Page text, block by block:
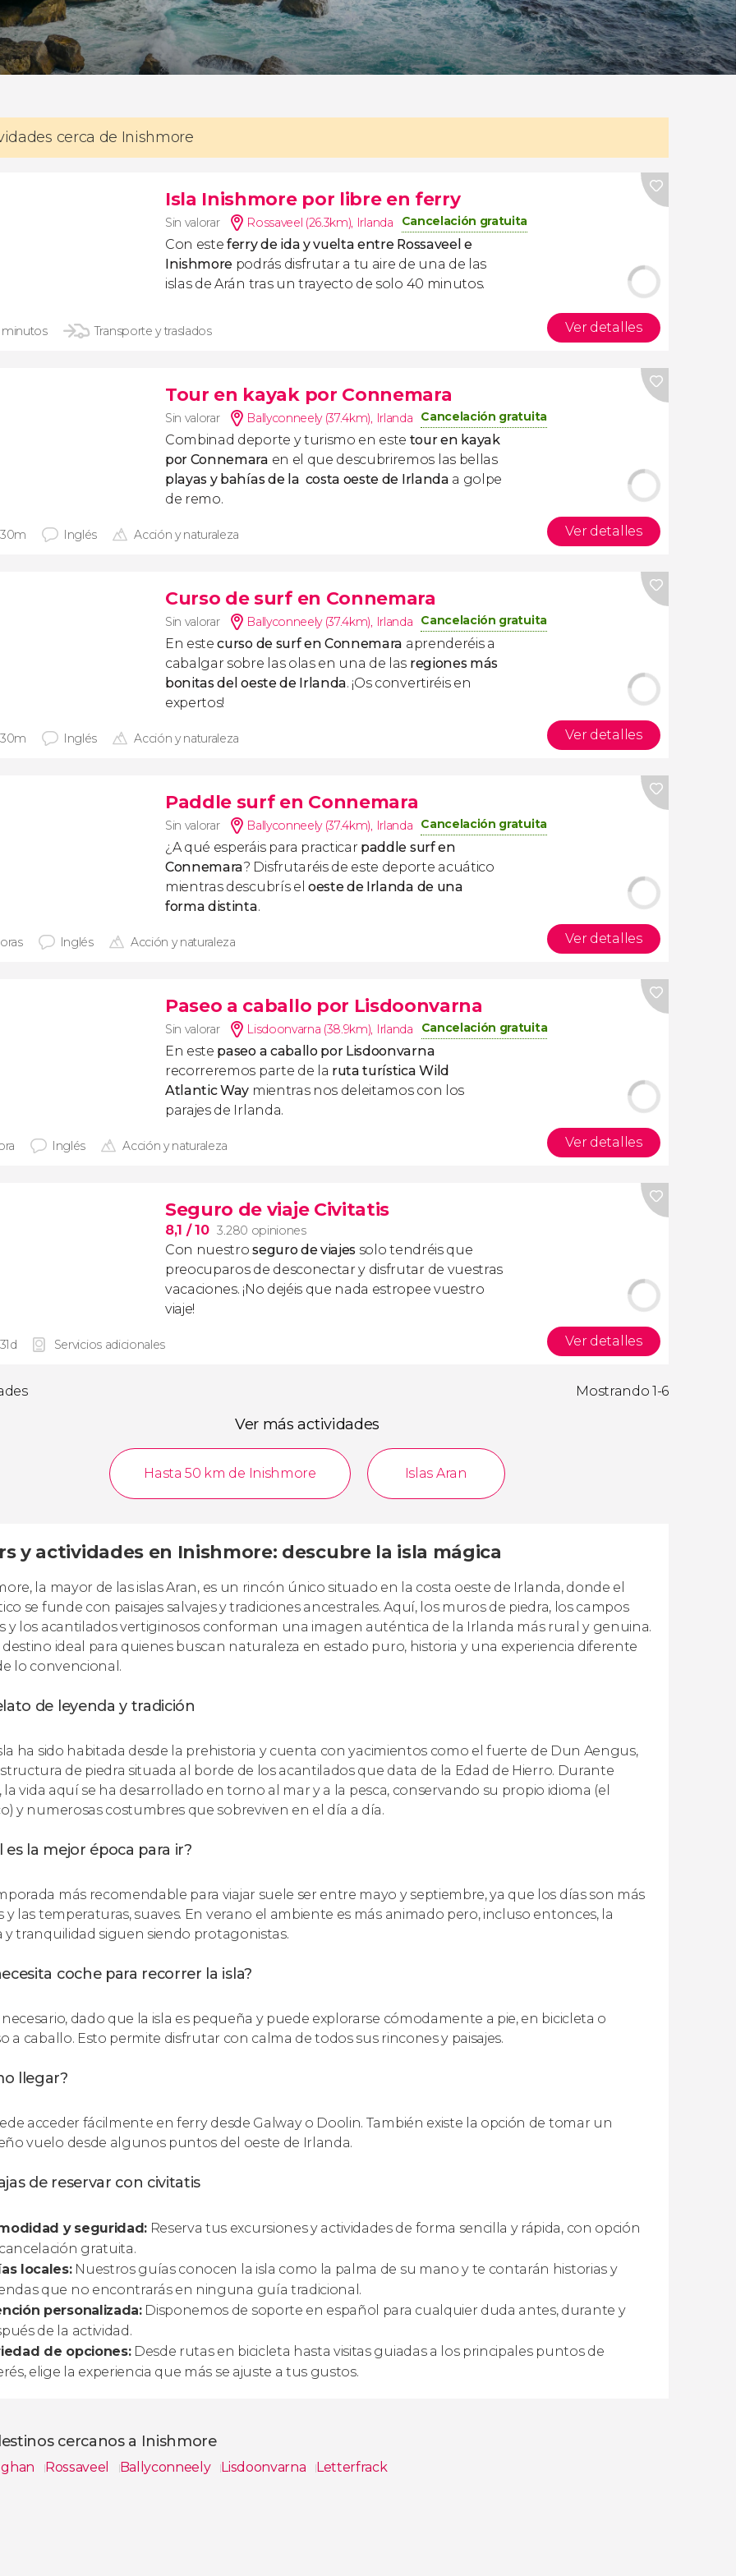
cerca de Inishmore
Isla Inishmore por libre en ferry
Sin valorar Rossaveel (26.3km), Irlanda Cancelación gratuita
Con esteferry de ida y vuelta entre Rossaveel e
Inishmore podrás disfrutar a tu aire de una de las
islas de Arán tras un trayecto de solo 40 minutos.
Transporte y traslados Ver detalles
Tour en kayak por Connemara
Sin valorar Ballyconneely (37.4km), Irlanda Cancelación gratuita
Combinad deporte y turismo en este tour en kayak
por Connemara en el que descubriremos las bellas
playas y bahías de la costa oeste de Irlanda a golpe
de remo.
Inglés Acción y naturaleza Ver detalles
Curso de surf en Connemara
Sin valorar Ballyconneely (37.4km), Irlanda Cancelación gratuita
En estecurso de surf en Connemara aprenderéis a
cabalgar sobre las olas en una de las regiones más
bonitas del oeste de Irlanda. ¡Os convertiréis en
expertos!
Inglés Acción y naturaleza Ver detalles
Paddle surf en Connemara
Sin valorar Ballyconneely (37.4km), Irlanda Cancelación gratuita
¿A qué esperáis para practicar paddle surf en
Connemara? Disfrutaréis de este deporte acuático
mientras descubrís el oeste de Irlanda de una
forma distinta.
Inglés Acción y naturaleza Ver detalles
Paseo a caballo por Lisdoonvarna
Sin valorar Lisdoonvarna (38.9km), Irlanda Cancelación gratuita
En este paseo a caballo por Lisdoonvarna
recorreremos parte de la ruta turística Wild
Atlantic Way mientras nos deleitamos con los
parajes de Irlanda.
Inglés Acción y naturaleza Ver detalles
Seguro de viaje Civitatis
8,1 / 10 3.280 opiniones
Con nuestroseguro de viajes solo tendréis que
preocuparos de desconectar y disfrutar de vuestras
vacaciones. ¡No dejéis que nada estropee vuestro
viaje!
Servicios adicionales Ver detalles
Mostrando 1-6
Ver más actividades
Hasta 50 km de Inishmore Islas Aran
y actividades en Inishmore: descubre la isla mágica
la mayor de las islas Aran, es un rincón único situado en la costa oeste de Irlanda, donde el
se funde con paisajes salvajes y tradiciones ancestrales. Aquí, los muros de piedra, los campos
y los acantilados vertiginosos conforman una imagen auténtica de la Irlanda más rural y genuina.
destino ideal para quienes buscan naturaleza en estado puro, historia y una experiencia diferente
lo convencional.
de leyenda y tradición
ha sido habitada desde la prehistoria y cuenta con yacimientos como el fuerte de Dun Aengus,
de piedra situada al borde de los acantilados que data de la Edad de Hierro. Durante
la vida aquí se ha desarrollado en torno al mar y a la pesca, conservando su propio idioma (el
y numerosas costumbres que sobreviven en el día a día.
es la mejor época para ir?
más recomendable para viajar suele ser entre mayo y septiembre, ya que los días son más
y las temperaturas, suaves. En verano el ambiente es más animado pero, incluso entonces, la
y tranquilidad siguen siendo protagonistas.
coche para recorrer la isla?
necesario, dado que la isla es pequeña y puede explorarse cómodamente a pie, en bicicleta o
a caballo. Esto permite disfrutar con calma de todos sus rincones y paisajes.
llegar?
acceder fácilmente en ferry desde Galway o Doolin. También existe la opción de tomar un
vuelo desde algunos puntos del oeste de Irlanda.
de reservar con civitatis
y seguridad:Reserva tus excursiones y actividades de forma sencilla y rápida, con opción
gratuita.
locales:Nuestros guías conocen la isla como la palma de su mano y te contarán historias y
que no encontrarás en ninguna guía tradicional.
personalizada:Disponemos de soporte en español para cualquier duda antes, durante y
de la actividad.
de opciones:Desde rutas en bicicleta hasta visitas guiadas a los principales puntos de
elige la experiencia que más se ajuste a tus gustos.
cercanos a Inishmore
Rossaveel Ballyconneely Lisdoonvarna Letterfrack